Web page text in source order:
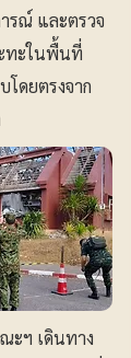
รณ์ และตรวจ
ทะในพื้นที่
โดยตรงจาก
ะฯ เดินทาง